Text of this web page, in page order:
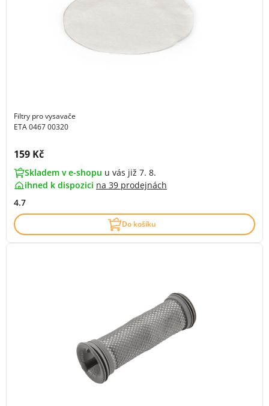
Filtry pro vysavače
ETA 0467 00320
Cena s DPH:
159 Kč
Skladem v e-shopu u vás již 7. 8.
ihned k dispozici na 39 prodejnách
4.7
Do košíku